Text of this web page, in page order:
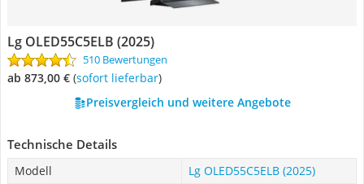
Lg OLED55C5ELB (2025)
510 Bewertungen
ab 873,00 € ( Sofort lieferbar)
Preisvergleich und weitere Angebote
Technische Details
Modell
Lg OLED55C5ELB (2025)